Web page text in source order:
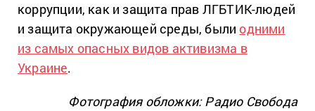
коррупции, как и защита прав ЛГБТИК-людей
и защита окружающей среды, были одними
из самых опасных видов активизма в
Украине.
Фотография обложки: Радио Свобода